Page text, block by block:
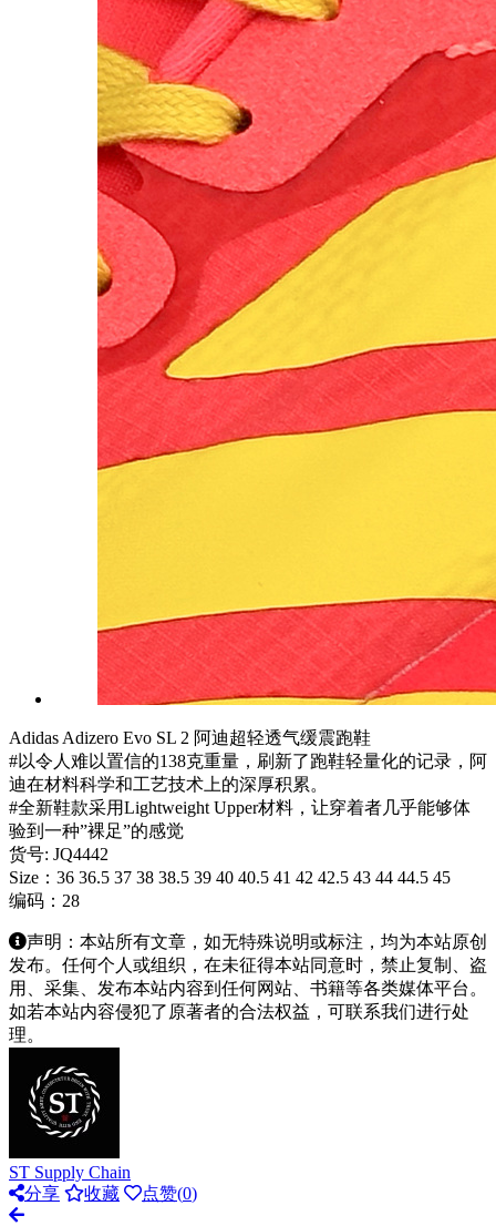
Adidas Adizero Evo SL 2 阿迪超轻透气缓震跑鞋
#以令人难以置信的138克重量，刷新了跑鞋轻量化的记录，阿
迪在材料科学和工艺技术上的深厚积累。
#全新鞋款采用Lightweight Upper材料，让穿着者几乎能够体
验到一种”裸足”的感觉
货号: JQ4442
Size：36 36.5 37 38 38.5 39 40 40.5 41 42 42.5 43 44 44.5 45
编码：28
声明：本站所有文章，如无特殊说明或标注，均为本站原创
发布。任何个人或组织，在未征得本站同意时，禁止复制、盗
用、采集、发布本站内容到任何网站、书籍等各类媒体平台。
如若本站内容侵犯了原著者的合法权益，可联系我们进行处
理。
ST Supply Chain
分享
收藏 点赞(0)